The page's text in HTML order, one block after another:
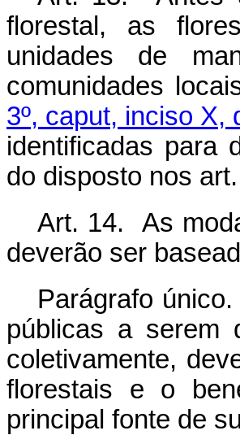
florestal, as
unidades de
comunidades
3º, caput, inciso X,
identificadas para
do disposto nos
Art. 14. As
deverão ser
Parágrafo
públicas a serem
coletivamente,
florestais e o
principal fonte de